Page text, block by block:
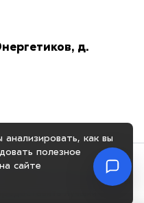
д.
сайт. Сайт
другие технологии, чтобы
лучший
анализировать, как вы
полезное
сайте